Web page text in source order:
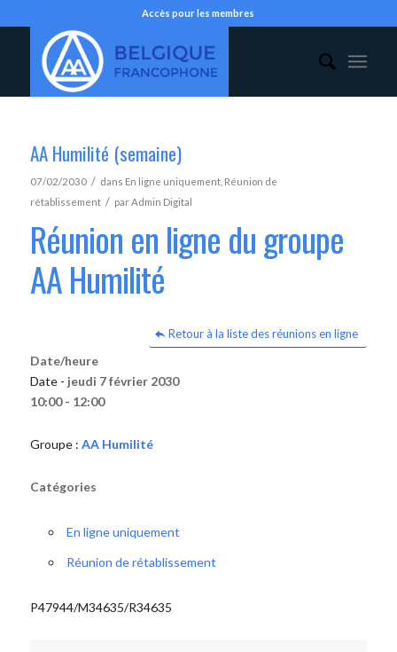
Accès pour les membres
AA Humilité (semaine)
07/02/2030 / dans En ligne uniquement, Réunion de
rétablissement / parAdmin Digital
Réunion en ligne du groupe
AA Humilité
Retour à la liste des réunions en ligne
Date/heure
Date - jeudi 7 février 2030
10:00 - 12:00
Groupe : AA Humilité
Catégories
En ligne uniquement
Réunion de rétablissement
P47944/M34635/R34635